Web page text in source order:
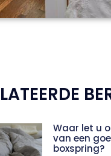
LATEERDE
Waar let u
van een
boxspring?